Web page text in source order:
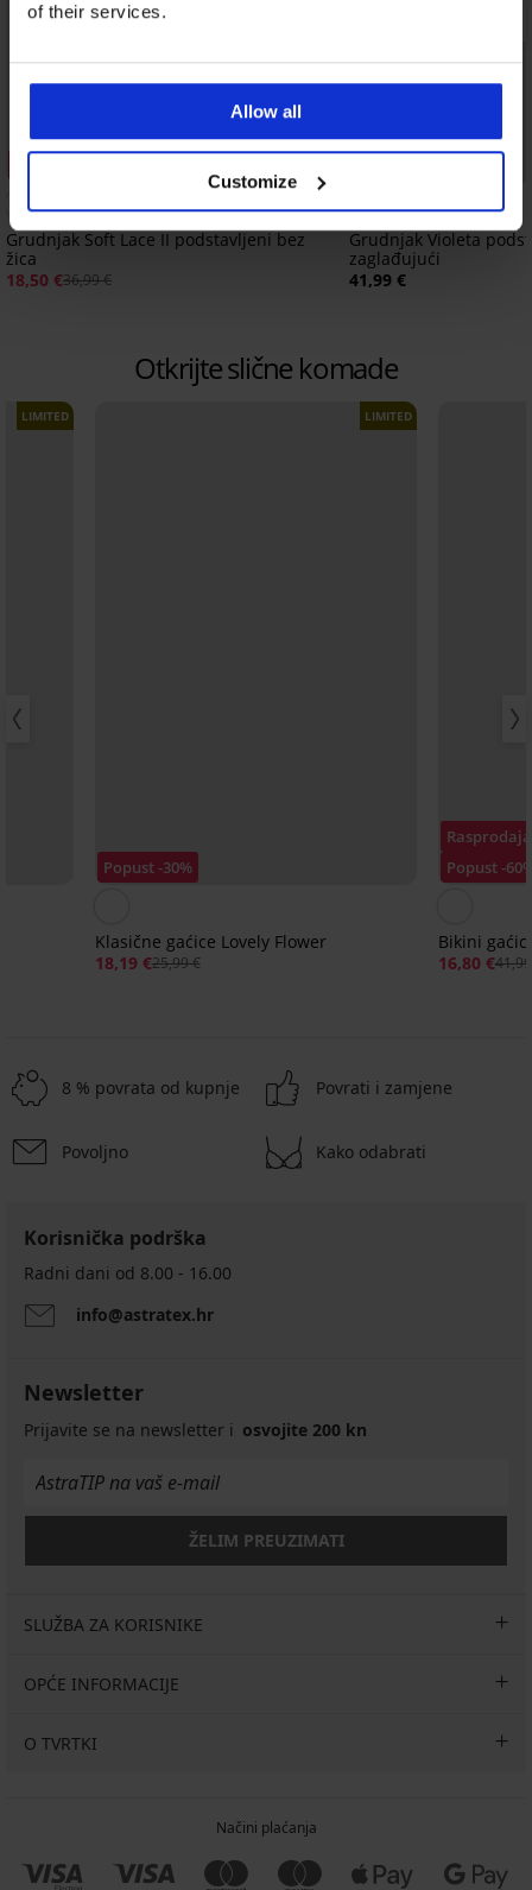
of their services.
Allow all
Customize
Grudnjak Soft Lace II podstavljeni bez
žica
18,50 €36,99 €
Grudnjak Violeta
zaglađujući
41,99 €
Otkrijte slične komade
LIMITED
Popust -30%
LIMITED
Klasične gaćice Lovely Flower
18,19 €25,99 €
Rasprodaja
Popust -
Bikini
16,80 €
Sportske
gaćice
FILA
€
akcija
3+1
GRATIS
Klasične
FILA
Underwear
€
akcija
3+1
GRATIS
Klasične
FILA
Underwear
€
akcija
3+1
GRATIS
8 % povrata od kupnje Povrati i zamjene
Povoljno Kako odabrati
Korisnička podrška
Radni dani od 8.00 - 16.00
info@astratex.hr
Newsletter
Prijavite se na newsletter i osvojite 200 kn
ŽELIM PREUZIMATI
SLUŽBA ZA KORISNIKE
OPĆE INFORMACIJE
O TVRTKI
Načini plaćanja